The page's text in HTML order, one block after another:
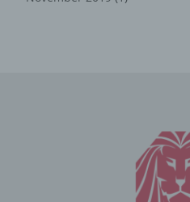
System verwendete
Internetseite, von welcher ein
unsere Internetseite gelangt
die Unterwebseiten, welche